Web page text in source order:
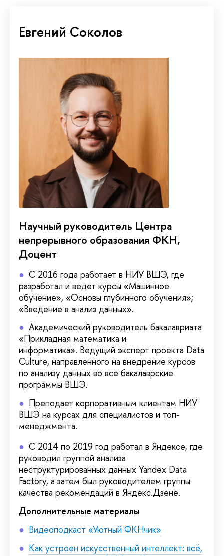
Евгений Соколов
Научный руководитель Центра
непрерывного образования ФКН,
Доцент
С 2016 года работает в НИУ ВШЭ, где
разработал и ведет курсы «Машинное
обучение», «Основы глубинного обучения»;
«Введение в анализ данных».
Академический руководитель бакалавриата
«Прикладная математика и
информатика». Ведущий эксперт проекта Data
Culture, направленного на внедрение курсов
по анализу данных во все бакалаврские
программы ВШЭ.
Преподает корпоративным клиентам НИУ
ВШЭ на курсах для специалистов и топ-
менеджмента.
С 2014 по 2019 год работал в Яндексе, где
руководил группой анализа
неструктурированных данных Yandex Data
Factory, а затем был руководителем группы
качества рекомендаций в Яндекс.Дзене.
Дополнительные материалы
Видеоподкаст «Уютный ФКНчик»
Как устроен искусственный интеллект: всё,